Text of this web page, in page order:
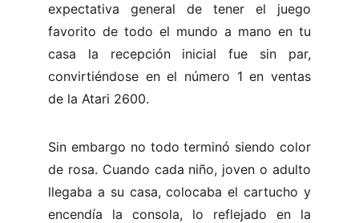
expectativa general de tener el juego
favorito de todo el mundo a mano en tu
casa la recepción inicial fue sin par,
convirtiéndose en el número 1 en ventas
de la Atari 2600.
Sin embargo no todo terminó siendo color
de rosa. Cuando cada niño, joven o adulto
llegaba a su casa, colocaba el cartucho y
encendía la consola, lo reflejado en la